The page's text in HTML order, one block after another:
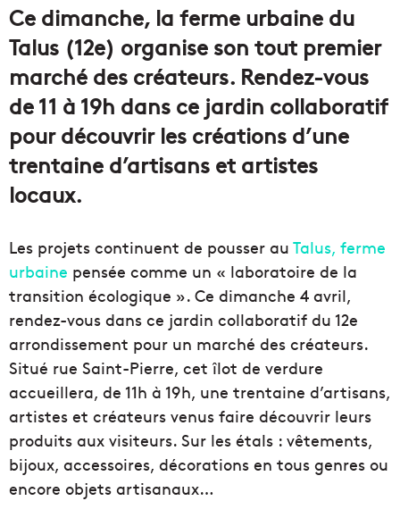
Ce dimanche, la ferme urbaine du
Talus (12e) organise son tout premier
marché des créateurs. Rendez-vous
de 11 à 19h dans ce jardin collaboratif
pour découvrir les créations d’une
trentaine d’artisans et artistes
locaux.
Les projets continuent de pousser au Talus, ferme
urbaine pensée comme un « laboratoire de la
transition écologique ». Ce dimanche 4 avril,
rendez-vous dans ce jardin collaboratif du 12e
arrondissement pour un marché des créateurs.
Situé rue Saint-Pierre, cet îlot de verdure
accueillera, de 11h à 19h, une trentaine d’artisans,
artistes et créateurs venus faire découvrir leurs
produits aux visiteurs. Sur les étals : vêtements,
bijoux, accessoires, décorations en tous genres ou
encore objets artisanaux…